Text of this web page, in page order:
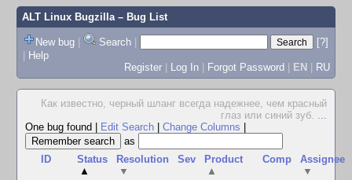
ALT Linux Bugzilla– Bug List
New bug | Search |
[?]
| Help
Register | Log In | Forgot Password | EN | RU
Как известно, черный шланг всегда надежнее, чем красный
глаз или синий зуб. ...
One bug found
Edit Search Change Columns
as
ID
Status
▲
Resolution
▼
Sev
Product
▲
Comp
Assignee
▼